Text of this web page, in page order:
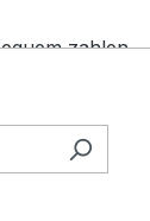
zahlen